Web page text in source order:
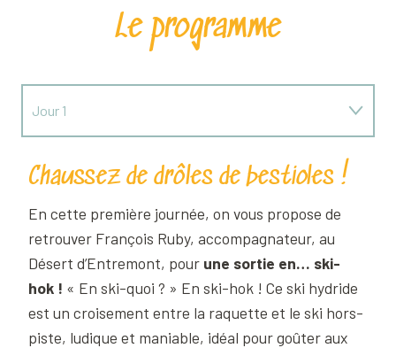
Le programme
Jour 1
Jour 2
Chaussez de drôles de bestioles !
En cette première journée, on vous propose de
retrouver François Ruby, accompagnateur, au
Désert d’Entremont, pour une sortie en… ski-
hok ! « En ski-quoi ? » En ski-hok ! Ce ski hydride
est un croisement entre la raquette et le ski hors-
piste, ludique et maniable, idéal pour goûter aux